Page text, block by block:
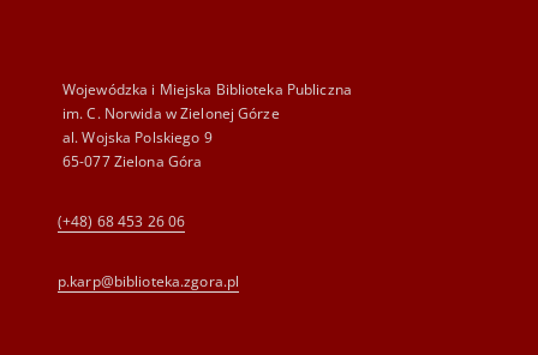
Wojewódzka i Miejska Biblioteka Publiczna
im. C. Norwida w Zielonej Górze
al. Wojska Polskiego 9
65-077 Zielona Góra
(+48) 68 453 26 06
p.karp@biblioteka.zgora.pl